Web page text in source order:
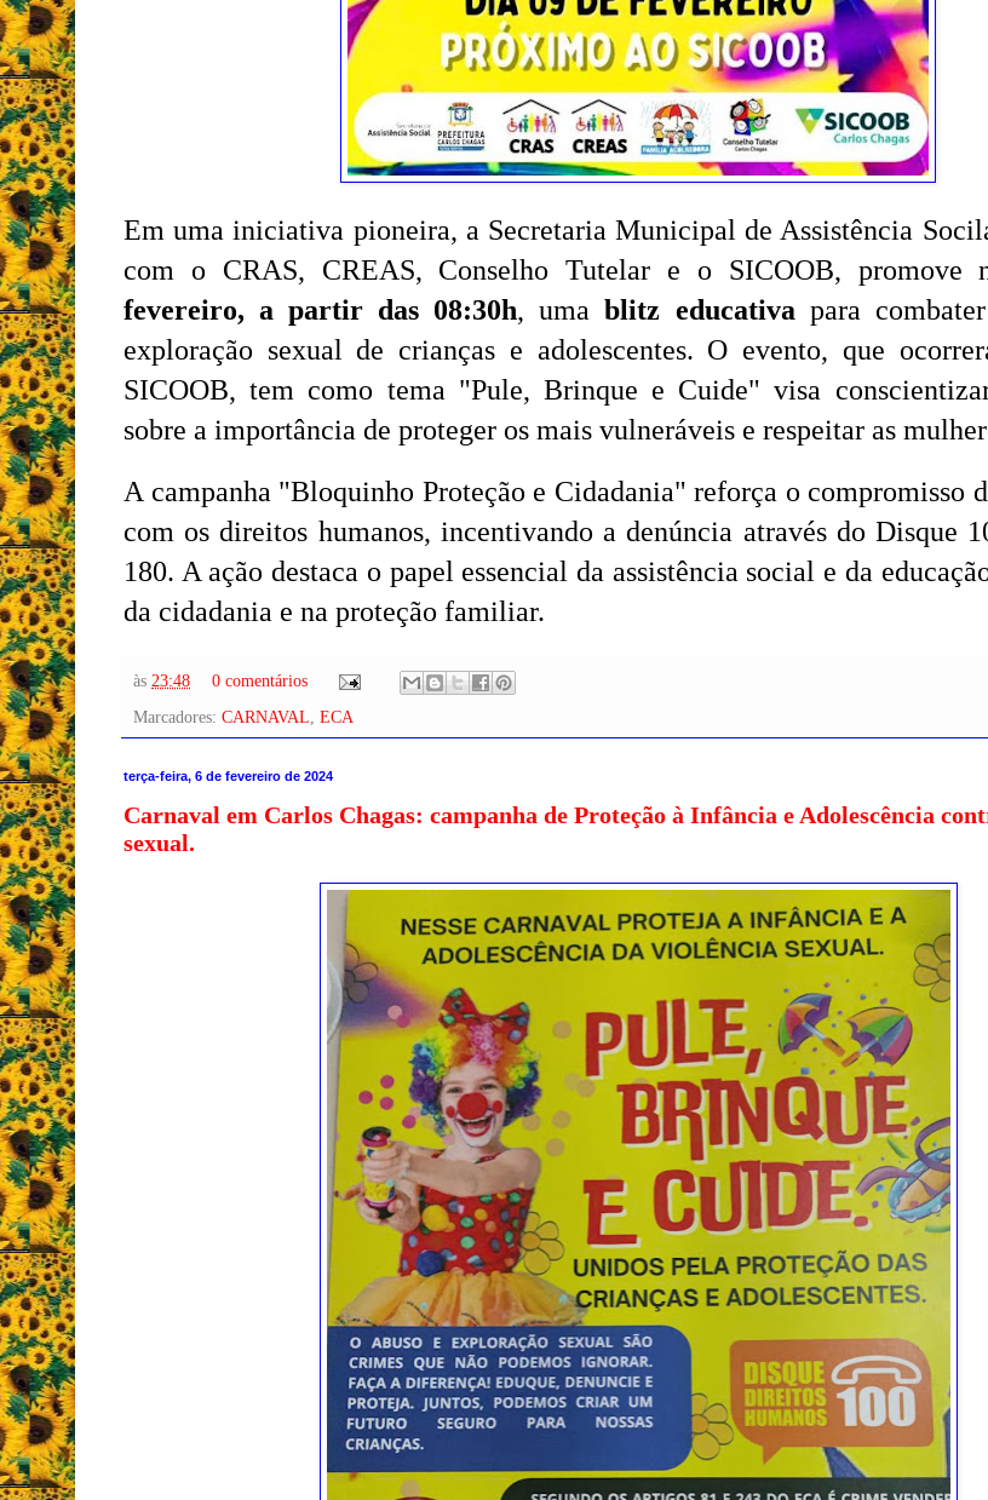
Em uma iniciativa pioneira, a Secretaria Municipal de Assistência
com o CRAS, CREAS, Conselho Tutelar e o SICOOB, promove
fevereiro, a partir das 08:30h, umablitz educativa para
exploração sexual de crianças e adolescentes. O evento, que
SICOOB, tem como tema "Pule, Brinque e Cuide" visa
sobre a importância de proteger os mais vulneráveis e respeitar as
A campanha "Bloquinho Proteção e Cidadania" reforça o compromisso
com os direitos humanos, incentivando a denúncia através do Disque
180. A ação destaca o papel essencial da assistência social e da
da cidadania e na proteção familiar.
às 23:48
0 comentários
Marcadores: CARNAVAL ECA
terça-feira, 6 de fevereiro de 2024
Carnaval em Carlos Chagas: campanha de Proteção à Infância e Adolescência
sexual.